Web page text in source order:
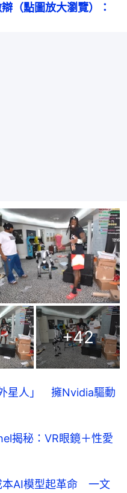
（點圖放大瀏覽）：
+42
星人」 擁Nvidia驅動
揭秘：VR眼鏡＋性愛
本AI模型起革命 一文